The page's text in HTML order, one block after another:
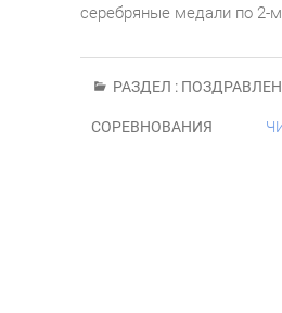
серебряные медали по 2-
РАЗДЕЛ :
СОРЕВНОВАНИЯ